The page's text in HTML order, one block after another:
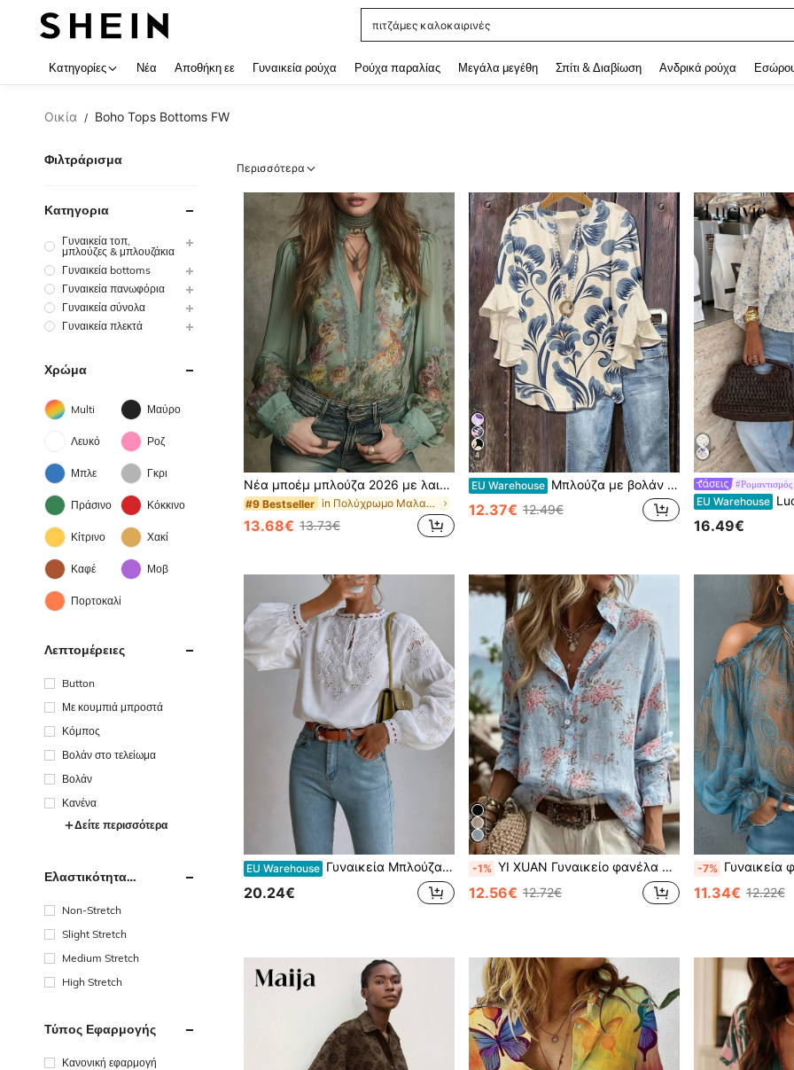
πιτζάμες καλοκαιρινές
Κατηγορίες Νέα Αποθήκη εε Γυναικεία ρούχα Ρούχα παραλίας Μεγάλα μεγέθη Σπίτι & Διαβίωση Ανδρικά ρούχα
Οικία / Boho Tops Bottoms FW
Φιλτράρισμα
Κατηγορια
Γυναικεία τοπ,
μπλούζες & μπλουζάκια
Γυναικεία bottoms
Γυναικεία πανωφόρια
Γυναικεία σύνολα
Γυναικεία πλεκτά
Χρώμα
Multi Μαύρο
Λευκό Ροζ
Μπλε Γκρι
Πράσινο Κόκκινο
Κίτρινο Χακί
Καφέ Μοβ
Πορτοκαλί
Λεπτομέρειες
Button
Με κουμπιά μπροστά
Κόμπος
Βολάν στο τελείωμα
Βολάν
Κανένα
Δείτε περισσότερα
Ελαστικότητα
Non-Stretch
Slight Stretch
Medium Stretch
High Stretch
Τύπος Εφαρμογής
Κανονική εφαρμογή
Περισσότερα
Νέα μποέμ μπλούζα 2026 με λαιμόκοψη V, κεντημένη δαντέλα με κοψίματα και patchwork, vintage βοτανικό υδατογραφικό σχέδιο με τριαντάφυλλα, boho chic 90s retro ρομαντικό στυλ, κατάλληλη για άνοιξη/καλοκαίρι, μουσικό φεστιβάλ, πάρτι, διακοπές, casual, plus size, aesthetic
#9 Bestseller in Πολύχρωμο Μαλακές μπλούζες γραφείου
13.68€ 13.73€
4
EU Warehouse Μπλούζα με βολάν και γιακά με φλοράλ τύπωμα, ύφασμα πολυεστέρα, κατάλληλη για διακοπές, καθημερινή χρήση, ταξίδια, άνοιξη/καλοκαίρι
12.37€ 12.49€
#Ρομαντισμός
EU Warehouse Lucivie Γυναικείο
16.49€
EU Warehouse Γυναικεία Μπλούζα με Κέντημα και Δέσιμο στους Ώμους, Κανονική Μακρυμάνικη, Μποέμ Στυλ
20.24€
-1% YI XUAN Γυναικείο φανέλα με κουμπιά και στάμπα, χαλαρό τοπ με μακριό μανίκι και γιακά, casual μποέμ μπλούζα διακοπών, από χοντρό λινό ύφασμα
12.56€ 12.72€
-7% Γυναικεία φθινοπωρινά ρούχα, καλοκαιρινά γυναικεία ενδύματα, μπλούζα από σιφόν με ανοιχτό ώμο, vintage ανθεμική στάμπα, ημιδιαφανές
11.34€ 12.22€